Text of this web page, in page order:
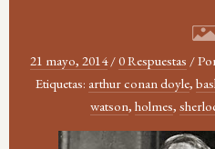
21 mayo, 2014 /0 Respuestas /
Etiquetas: arthur conan doyle,
watson, holmes,